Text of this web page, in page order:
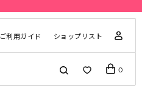
ご利用ガイド ショップリスト
0